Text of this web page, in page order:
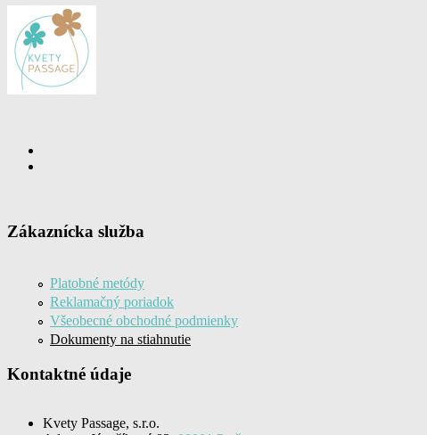
Zákaznícka služba
Platobné metódy
Reklamačný poriadok
Všeobecné obchodné podmienky
Dokumenty na stiahnutie
Kontaktné údaje
Kvety Passage, s.r.o.